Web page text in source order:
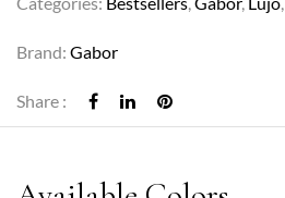
Brand: Gabor
Share :